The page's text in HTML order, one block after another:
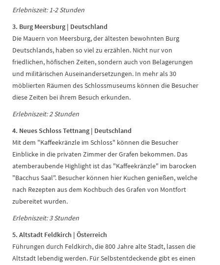
Erlebniszeit: 1-2 Stunden
3. Burg Meersburg | Deutschland
Die Mauern von Meersburg, der ältesten bewohnten Burg
Deutschlands, haben so viel zu erzählen. Nicht nur von
friedlichen, höfischen Zeiten, sondern auch von Belagerungen
und militärischen Auseinandersetzungen. In mehr als 30
möblierten Räumen des Schlossmuseums können die Besucher
diese Zeiten bei ihrem Besuch erkunden.
Erlebniszeit: 2 Stunden
4. Neues Schloss Tettnang | Deutschland
Mit dem "Kaffeekränzle im Schloss" können die Besucher
Einblicke in die privaten Zimmer der Grafen bekommen. Das
atemberaubende Highlight ist das "Kaffeekränzle" im barocken
"Bacchus Saal". Besucher können hier Kuchen genießen, welche
nach Rezepten aus dem Kochbuch des Grafen von Montfort
zubereitet wurden.
Erlebniszeit: 3 Stunden
5. Altstadt Feldkirch | Österreich
Führungen durch Feldkirch, die 800 Jahre alte Stadt, lassen die
Altstadt lebendig werden. Für Selbstentdeckende gibt es einen